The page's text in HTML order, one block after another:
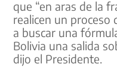
que “en aras de la
realicen un proceso
a buscar una
Bolivia una salida
dijo el Presidente.